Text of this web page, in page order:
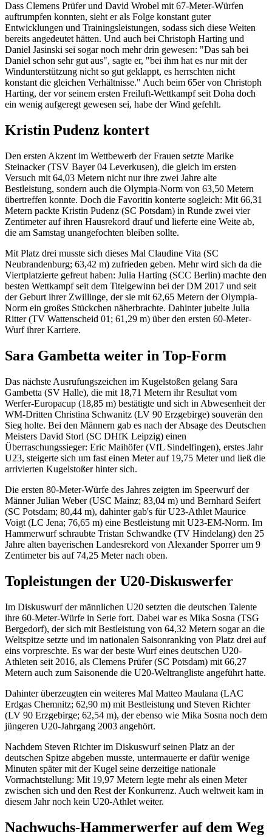
Dass Clemens Prüfer und David Wrobel mit 67-Meter-Würfen
auftrumpfen konnten, sieht er als Folge konstant guter
Entwicklungen und Trainingsleistungen, sodass sich diese Weiten
bereits angedeutet hätten. Und auch bei Christoph Harting und
Daniel Jasinski sei sogar noch mehr drin gewesen: "Das sah bei
Daniel schon sehr gut aus", sagte er, "bei ihm hat es nur mit der
Windunterstützung nicht so gut geklappt, es herrschten nicht
konstant die gleichen Verhältnisse." Auch beim 65er von Christoph
Harting, der vor seinem ersten Freiluft-Wettkampf seit Doha doch
ein wenig aufgeregt gewesen sei, habe der Wind gefehlt.
Kristin Pudenz kontert
Den ersten Akzent im Wettbewerb der Frauen setzte Marike
Steinacker (TSV Bayer 04 Leverkusen), die gleich im ersten
Versuch mit 64,03 Metern nicht nur ihre zwei Jahre alte
Bestleistung, sondern auch die Olympia-Norm von 63,50 Metern
übertreffen konnte. Doch die Favoritin konterte sogleich: Mit 66,31
Metern packte Kristin Pudenz (SC Potsdam) in Runde zwei vier
Zentimeter auf ihren Hausrekord drauf und lieferte eine Weite ab,
die am Samstag unangefochten bleiben sollte.
Mit Platz drei musste sich dieses Mal Claudine Vita (SC
Neubrandenburg; 63,42 m) zufrieden geben. Mehr wird sich da die
Viertplatzierte gefreut haben: Julia Harting (SCC Berlin) machte den
besten Wettkampf seit dem Titelgewinn bei der DM 2017 und seit
der Geburt ihrer Zwillinge, der sie mit 62,65 Metern der Olympia-
Norm ein großes Stückchen näherbrachte. Dahinter jubelte Julia
Ritter (TV Wattenscheid 01; 61,29 m) über den ersten 60-Meter-
Wurf ihrer Karriere.
Sara Gambetta weiter in Top-Form
Das nächste Ausrufungszeichen im Kugelstoßen gelang Sara
Gambetta (SV Halle), die mit 18,71 Metern ihr Resultat vom
Werfer-Europacup (18,85 m) bestätigte und sich in Abwesenheit der
WM-Dritten Christina Schwanitz (LV 90 Erzgebirge) souverän den
Sieg holte. Bei den Männern gab es nach der Absage des Deutschen
Meisters David Storl (SC DHfK Leipzig) einen
Überraschungssieger: Eric Maihöfer (VfL Sindelfingen), erstes Jahr
U23, steigerte sich um fast einen Meter auf 19,75 Meter und ließ die
arrivierten Kugelstoßer hinter sich.
Die ersten 80-Meter-Würfe des Jahres zeigten im Speerwurf der
Männer Julian Weber (USC Mainz; 83,04 m) und Bernhard Seifert
(SC Potsdam; 80,44 m), dahinter gab's für U23-Athlet Maurice
Voigt (LC Jena; 76,65 m) eine Bestleistung mit U23-EM-Norm. Im
Hammerwurf schraubte Tristan Schwandke (TV Hindelang) den 25
Jahre alten bayerischen Landesrekord von Alexander Sporrer um 9
Zentimeter bis auf 74,25 Meter nach oben.
Topleistungen der U20-Diskuswerfer
Im Diskuswurf der männlichen U20 setzten die deutschen Talente
ihre 60-Meter-Würfe in Serie fort. Dabei war es Mika Sosna (TSG
Bergedorf), der sich mit Bestleistung von 64,32 Metern sogar an die
Weltspitze setzte und im nationalen Saisonranking von Platz drei auf
eins vorpreschte. Es war der beste Wurf eines deutschen U20-
Athleten seit 2016, als Clemens Prüfer (SC Potsdam) mit 66,27
Metern auch zum Saisonende die U20-Weltrangliste angeführt hatte.
Dahinter überzeugten ein weiteres Mal Matteo Maulana (LAC
Erdgas Chemnitz; 62,90 m) mit Bestleistung und Steven Richter
(LV 90 Erzgebirge; 62,54 m), der ebenso wie Mika Sosna noch dem
jüngeren U20-Jahrgang 2003 angehört.
Nachdem Steven Richter im Diskuswurf seinen Platz an der
deutschen Spitze abgeben musste, untermauerte er dafür wenige
Minuten später mit der Kugel seine derzeitige nationale
Vormachtstellung: Mit 19,97 Metern legte mehr als einen Meter
zwischen sich und den Rest der Konkurrenz. Auch weltweit kam in
diesem Jahr noch kein U20-Athlet weiter.
Nachwuchs-Hammerwerfer auf dem Weg